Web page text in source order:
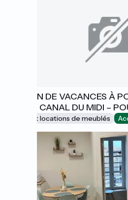
MAISON DE VACANCES À
SUR LE CANAL DU MIDI –
Gîtes et locations de meublés